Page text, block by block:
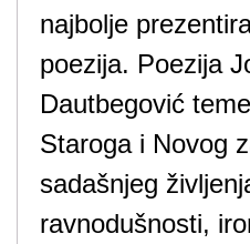
najbolje
poezija. Poezija
Dautbegović
Staroga i Novog
sadašnjeg
ravnodušnosti,